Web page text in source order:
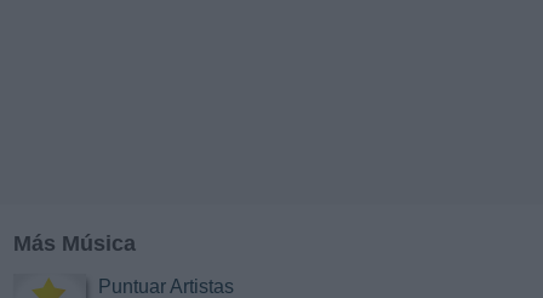
Más Música
Puntuar Artistas